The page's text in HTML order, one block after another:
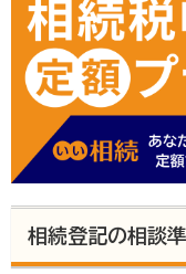
相続登記の相談準